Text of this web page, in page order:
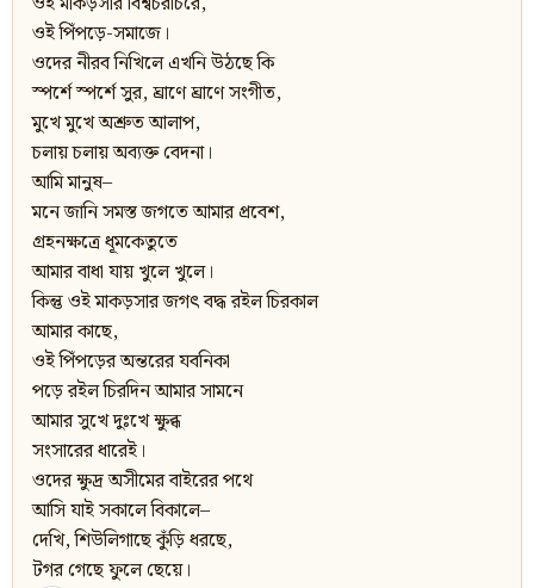
ওই পিঁপড়ে-সমাজে।
ওদের নীরব নিখিলে এখনি উঠছে কি
স্পর্শে স্পর্শে সুর, ঘ্রাণে ঘ্রাণে সংগীত,
মুখে মুখে অশ্রুত আলাপ,
চলায় চলায় অব্যক্ত বেদনা।
আমি মানুষ–
মনে জানি সমস্ত জগতে আমার প্রবেশ,
গ্রহনক্ষত্রে ধূমকেতুতে
আমার বাধা যায় খুলে খুলে।
কিন্তু ওই মাকড়সার জগৎ বদ্ধ রইল চিরকাল
আমার কাছে,
ওই পিঁপড়ের অন্তরের যবনিকা
পড়ে রইল চিরদিন আমার সামনে
আমার সুখে দুঃখে ক্ষুব্ধ
সংসারের ধারেই।
ওদের ক্ষুদ্র অসীমের বাইরের পথে
আসি যাই সকালে বিকালে–
দেখি, শিউলিগাছে কুঁড়ি ধরছে,
টগর গেছে ফুলে ছেয়ে।